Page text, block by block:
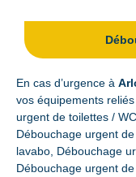
En cas d’urgence à
vos équipements
urgent de toilettes /
Débouchage urgent
lavabo, Débouchage
Débouchage urgent